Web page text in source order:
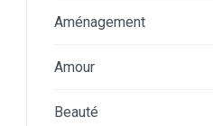
Aménagement
Amour
Beauté